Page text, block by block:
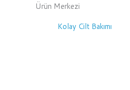
Ürün Merkezi
Kolay Cilt Bakımı